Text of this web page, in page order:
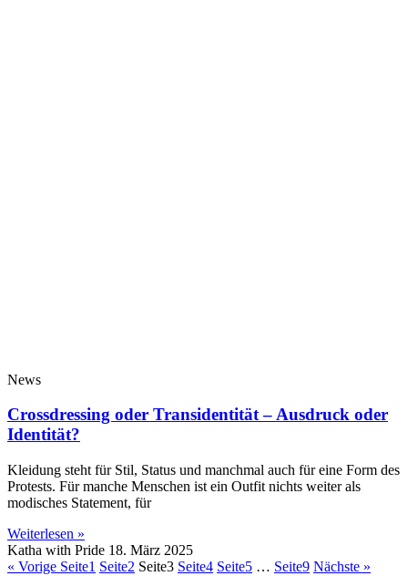
News
Crossdressing oder Transidentität – Ausdruck oder
Identität?
Kleidung steht für Stil, Status und manchmal auch für eine Form des
Protests. Für manche Menschen ist ein Outfit nichts weiter als
modisches Statement, für
Weiterlesen »
Katha with Pride 18. März 2025
« Vorige Seite1 Seite2 Seite3 Seite4 Seite5 … Seite9 Nächste »